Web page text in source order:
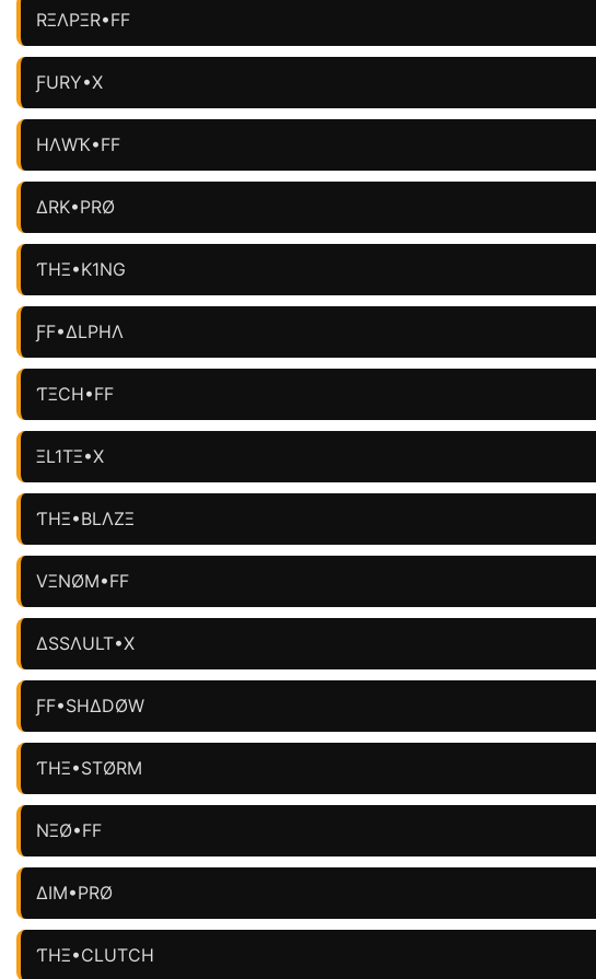
RΞΛPΞR•FF
ƑURY•X
HΛWҠ•FF
ΔRK•PRØ
ƬHΞ•K1NG
ƑF•ΔLPHΛ
ƬΞCH•FF
ΞL1TΞ•X
ƬHΞ•BLΛZΞ
VΞNØM•FF
ΔSSΛULT•X
ƑF•SHΔDØW
ƬHΞ•STØRM
NΞØ•FF
ΔIM•PRØ
ƬHΞ•CLUTCH